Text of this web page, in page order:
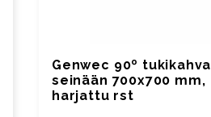
Genwec 90º tukikahva
seinään 700x700 mm,
harjattu rst